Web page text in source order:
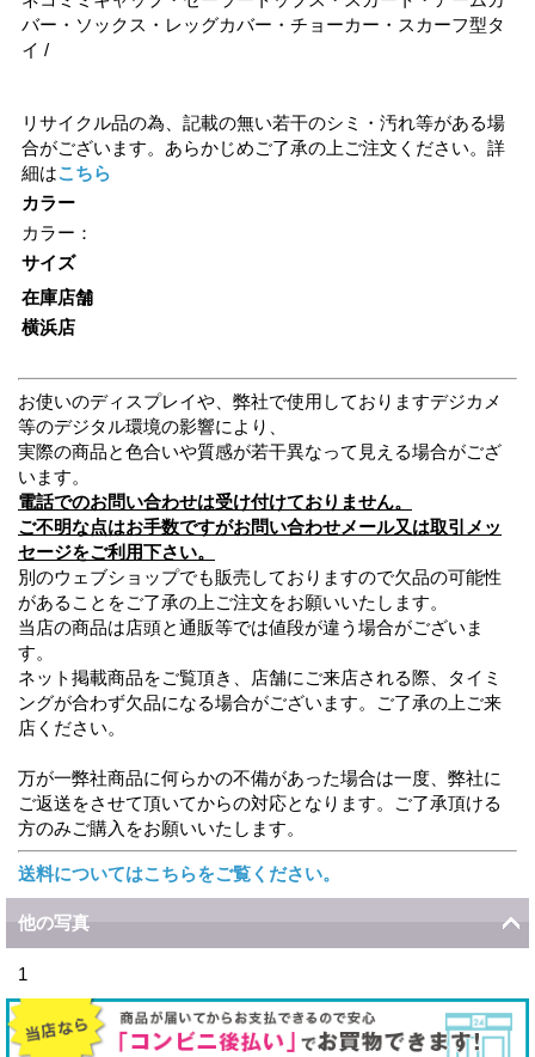
バー・ソックス・レッグカバー・チョーカー・スカーフ型タ
イ /
リサイクル品の為、記載の無い若干のシミ・汚れ等がある場
合がございます。あらかじめご了承の上ご注文ください。詳
細はこちら
カラー
カラー：
サイズ
在庫店舗
横浜店
お使いのディスプレイや、弊社で使用しておりますデジカメ
等のデジタル環境の影響により、
実際の商品と色合いや質感が若干異なって見える場合がござ
います。
電話でのお問い合わせは受け付けておりません。
ご不明な点はお手数ですがお問い合わせメール又は取引メッ
セージをご利用下さい。
別のウェブショップでも販売しておりますので欠品の可能性
があることをご了承の上ご注文をお願いいたします。
当店の商品は店頭と通販等では値段が違う場合がございま
す。
ネット掲載商品をご覧頂き、店舗にご来店される際、タイミ
ングが合わず欠品になる場合がございます。ご了承の上ご来
店ください。
万が一弊社商品に何らかの不備があった場合は一度、弊社に
ご返送をさせて頂いてからの対応となります。ご了承頂ける
方のみご購入をお願いいたします。
送料についてはこちらをご覧ください。
他の写真
1